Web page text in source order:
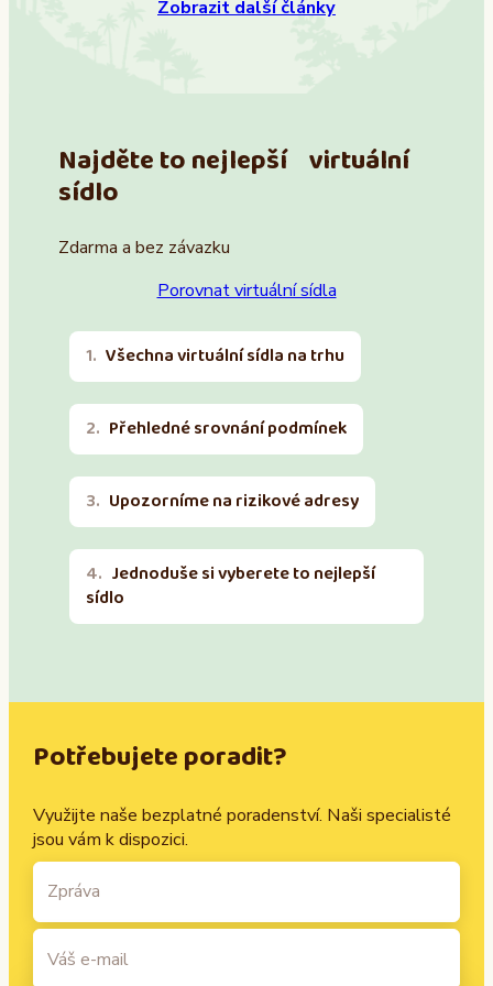
Zobrazit další články
Najděte to nejlepší virtuální
sídlo
Zdarma a bez závazku
Porovnat virtuální sídla
Všechna virtuální sídla na trhu
Přehledné srovnání podmínek
Upozorníme na rizikové adresy
Jednoduše si vyberete to nejlepší
sídlo
Potřebujete poradit?
Využijte naše bezplatné poradenství. Naši specialisté
jsou vám k dispozici.